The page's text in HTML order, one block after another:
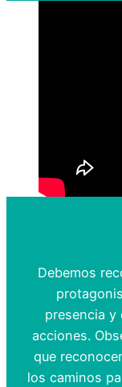
Debemos
presencia y
acciones.
que
los caminos